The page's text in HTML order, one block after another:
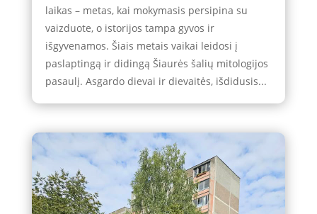
laikas – metas, kai mokymasis persipina su
vaizduote, o istorijos tampa gyvos ir
išgyvenamos. Šiais metais vaikai leidosi į
paslaptingą ir didingą Šiaurės šalių mitologijos
pasaulį. Asgardo dievai ir dievaitės, išdidusis...